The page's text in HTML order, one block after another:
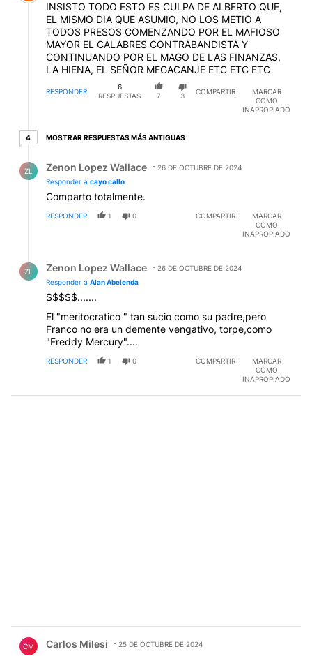
INSISTO TODO ESTO ES CULPA DE ALBERTO QUE,
EL MISMO DIA QUE ASUMIO, NO LOS METIO A
TODOS PRESOS COMENZANDO POR EL MAFIOSO
MAYOR EL CALABRES CONTRABANDISTA Y
CONTINUANDO POR EL MAGO DE LAS FINANZAS,
LA HIENA, EL SEÑOR MEGACANJE ETC ETC ETC
RESPONDER
6
RESPUESTAS
7 3
COMPARTIR
MARCAR
COMO
INAPROPIADO
44 respuestas más antiguas
MOSTRAR RESPUESTAS MÁS ANTIGUAS
ZL Zenon Lopez Wallace
26 DE OCTUBRE DE 2024
Responder a cayo callo
Comparto totalmente.
RESPONDER 1 0 COMPARTIR
MARCAR
COMO
INAPROPIADO
ZL Zenon Lopez Wallace
26 DE OCTUBRE DE 2024
Responder a Alan Abelenda
$$$$$.......
El "meritocratico " tan sucio como su padre,pero
Franco no era un demente vengativo, torpe,como
"Freddy Mercury"....
RESPONDER 1 0 COMPARTIR
MARCAR
COMO
INAPROPIADO
CM Carlos Milesi 25 DE OCTUBRE DE 2024